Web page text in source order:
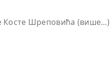
Косте Шреповића (више…)